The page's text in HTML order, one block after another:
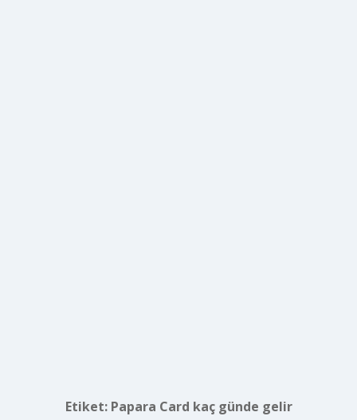
Etiket: Papara Card kaç günde gelir